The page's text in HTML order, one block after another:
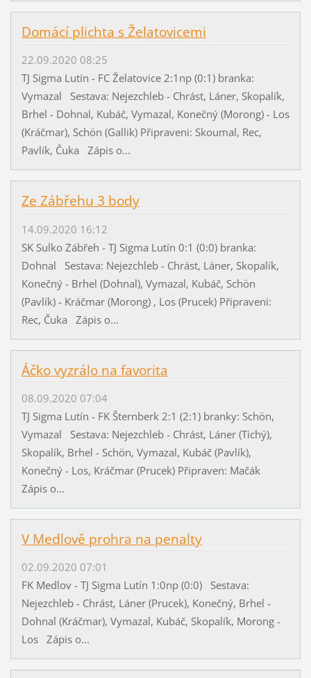
Domácí plichta s Želatovicemi
22.09.2020 08:25
TJ Sigma Lutín - FC Želatovice 2:1np (0:1) branka:
Vymazal Sestava: Nejezchleb - Chrást, Láner, Skopalík,
Brhel - Dohnal, Kubáč, Vymazal, Konečný (Morong) - Los
(Kráčmar), Schön (Gallik) Připraveni: Skoumal, Rec,
Pavlík, Čuka Zápis o...
Ze Zábřehu 3 body
14.09.2020 16:12
SK Sulko Zábřeh - TJ Sigma Lutín 0:1 (0:0) branka:
Dohnal Sestava: Nejezchleb - Chrást, Láner, Skopalík,
Konečný - Brhel (Dohnal), Vymazal, Kubáč, Schön
(Pavlík) - Kráčmar (Morong) , Los (Prucek) Připraveni:
Rec, Čuka Zápis o...
Áčko vyzrálo na favorita
08.09.2020 07:04
TJ Sigma Lutín - FK Šternberk 2:1 (2:1) branky: Schön,
Vymazal Sestava: Nejezchleb - Chrást, Láner (Tichý),
Skopalík, Brhel - Schön, Vymazal, Kubáč (Pavlík),
Konečný - Los, Kráčmar (Prucek) Připraven: Mačák
Zápis o...
V Medlově prohra na penalty
02.09.2020 07:01
FK Medlov - TJ Sigma Lutín 1:0np (0:0) Sestava:
Nejezchleb - Chrást, Láner (Prucek), Konečný, Brhel -
Dohnal (Kráčmar), Vymazal, Kubáč, Skopalík, Morong -
Los Zápis o...